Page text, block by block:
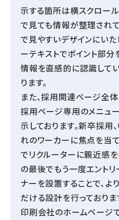
示する箇所は横スクロール
で見ても情報が整理され
で見やすいデザインにいた
ーテキストでポイント部分
情報を直感的に認識して
ります。
また、採用関連ページ全
採用ページ専用のメニュ
示しております。新卒採用
れのワーカーに焦点を当
でリクルーターに親近感
の最後でもう一度エントリ
ナーを設置することで、よ
だける設計を行っておりま
印刷会社のホームページ